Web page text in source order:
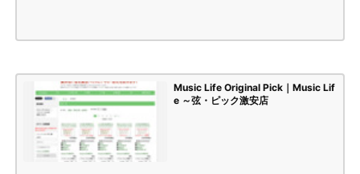
Music Life Original Pick｜Music Lif
e ～弦・ピック激安店